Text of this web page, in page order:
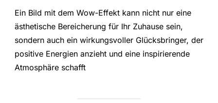
Ein Bild mit dem Wow-Effekt kann nicht nur eine
ästhetische Bereicherung für Ihr Zuhause sein,
sondern auch ein wirkungsvoller Glücksbringer, der
positive Energien anzieht und eine inspirierende
Atmosphäre schafft